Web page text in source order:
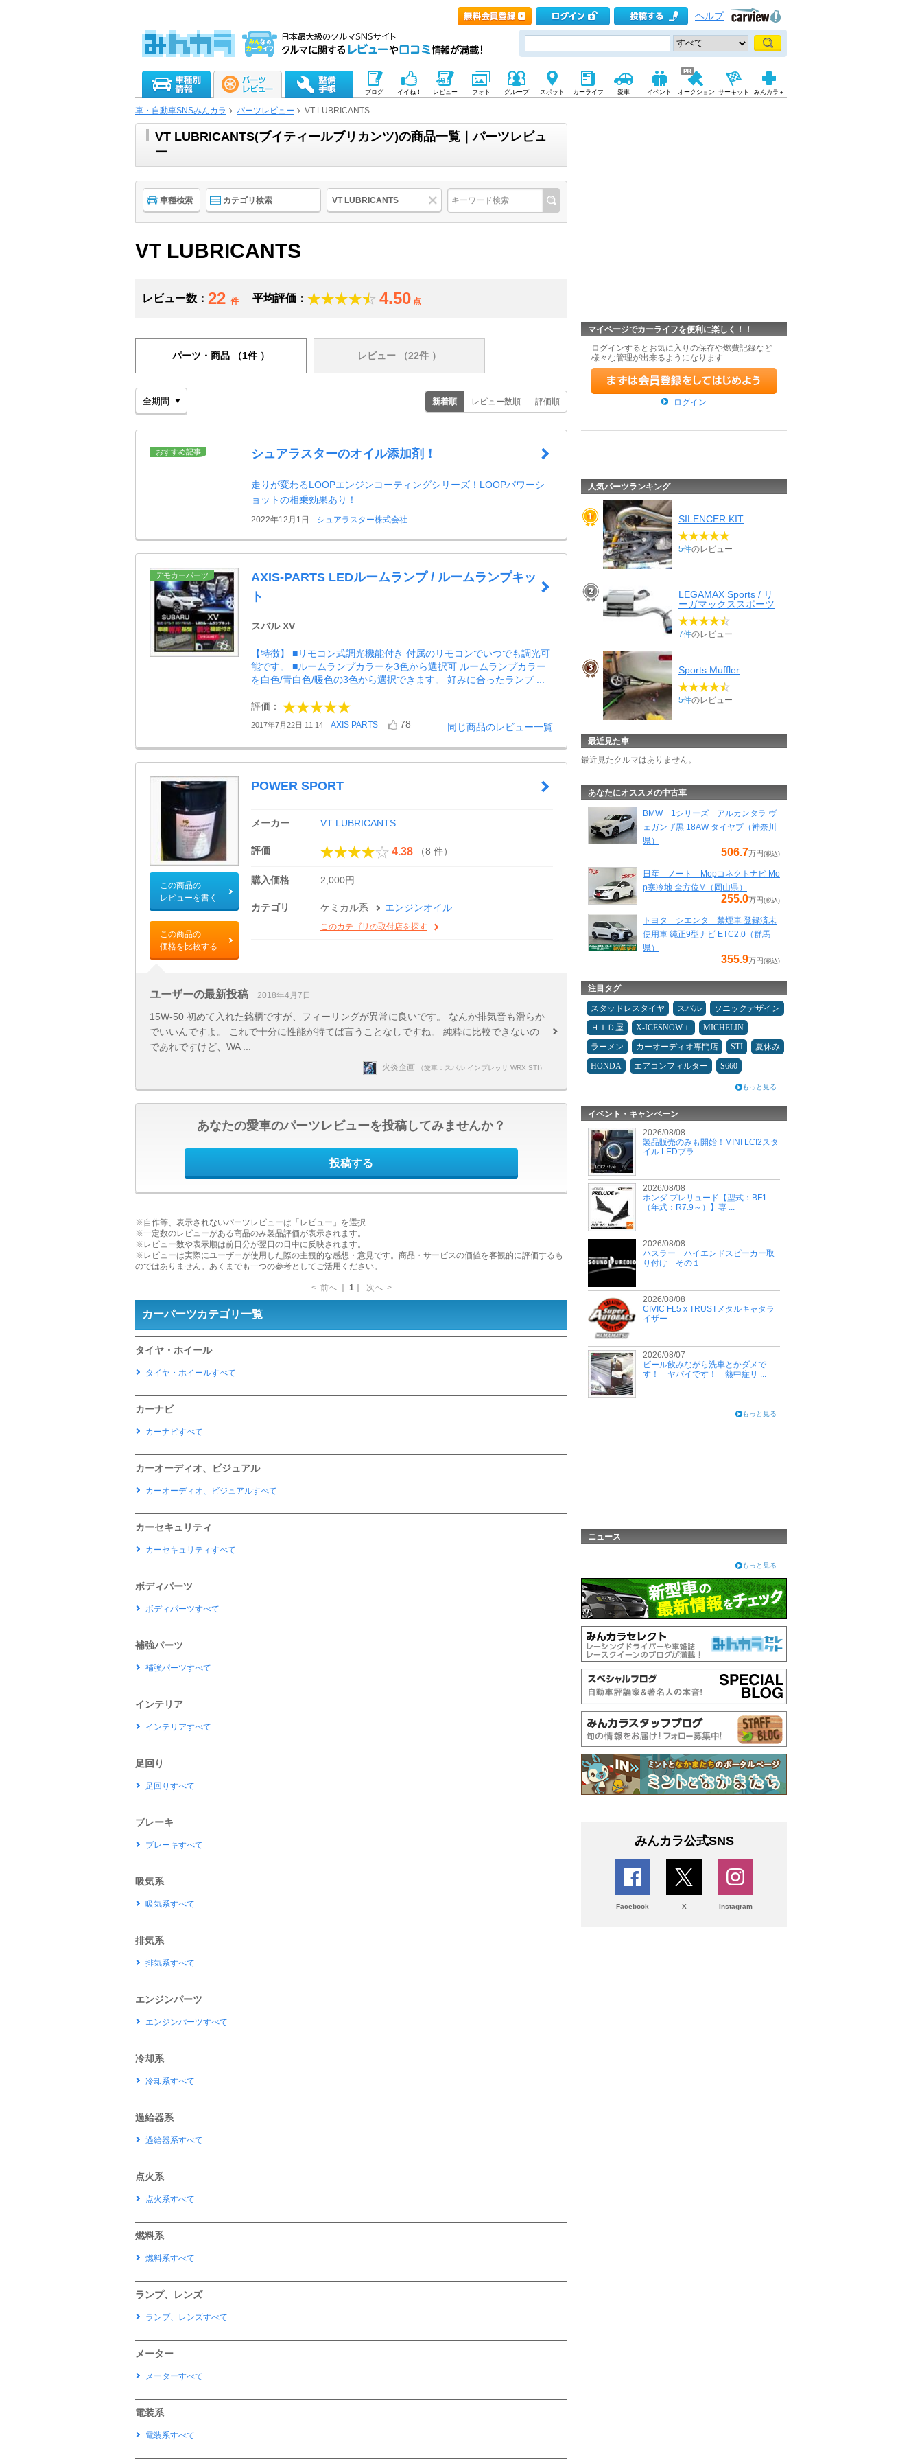
ヘルプ
ブログ イイね！ レビュー フォト グループ スポット カーライフ 愛車 イベント オークション サーキット みんカラ＋
車・自動車SNSみんカラ パーツレビュー VT LUBRICANTS
VT LUBRICANTS(ブイティールブリカンツ)の商品一覧｜パーツレビュ
ー
車種検索 カテゴリ検索 VT LUBRICANTS
VT LUBRICANTS
レビュー数： 22 件 平均評価： 4.50 点
パーツ・商品 （1件 ） レビュー （22件 ）
新着順 レビュー数順 評価順
おすすめ記事 シュアラスターのオイル添加剤！
走りが変わるLOOPエンジンコーティングシリーズ！LOOPパワーシ
ョットの相乗効果あり！
2022年12月1日 シュアラスター株式会社
デモカーパーツ
AXIS-PARTS LEDルームランプ / ルームランプキッ
ト
スバル XV
【特徴】 ■リモコン式調光機能付き 付属のリモコンでいつでも調光可
能です。 ■ルームランプカラーを3色から選択可 ルームランプカラー
を白色/青白色/暖色の3色から選択できます。 好みに合ったランプ ...
評価：
2017年7月22日 11:14 AXIS PARTS 78 同じ商品のレビュー一覧
この商品の
レビューを書く
この商品の
価格を比較する
POWER SPORT
メーカー VT LUBRICANTS
評価 4.38 （8 件）
購入価格 2,000円
カテゴリ ケミカル系 エンジンオイル
このカテゴリの取付店を探す
ユーザーの最新投稿 2018年4月7日
15W-50 初めて入れた銘柄ですが、フィーリングが異常に良いです。 なんか排気音も滑らか
でいいんですよ。 これで十分に性能が持てば言うことなしですね。 純粋に比較できないの
であれですけど、WA ...
火炎企画 （愛車：スバル インプレッサ WRX STI）
あなたの愛車のパーツレビューを投稿してみませんか？
投稿する
※自作等、表示されないパーツレビューは「レビュー」を選択
※一定数のレビューがある商品のみ製品評価が表示されます。
※レビュー数や表示順は前日分が翌日の日中に反映されます。
※レビューは実際にユーザーが使用した際の主観的な感想・意見です。商品・サービスの価値を客観的に評価するも
のではありません。あくまでも一つの参考としてご活用ください。
< 前へ 1｜ 次へ >
カーパーツカテゴリ一覧
タイヤ・ホイール
タイヤ・ホイールすべて
カーナビ
カーナビすべて
カーオーディオ、ビジュアル
カーオーディオ、ビジュアルすべて
カーセキュリティ
カーセキュリティすべて
ボディパーツ
ボディパーツすべて
補強パーツ
補強パーツすべて
インテリア
インテリアすべて
足回り
足回りすべて
ブレーキ
ブレーキすべて
吸気系
吸気系すべて
排気系
排気系すべて
エンジンパーツ
エンジンパーツすべて
冷却系
冷却系すべて
過給器系
過給器系すべて
点火系
点火系すべて
燃料系
燃料系すべて
ランプ、レンズ
ランプ、レンズすべて
メーター
メーターすべて
電装系
電装系すべて
マイページでカーライフを便利に楽しく！！
ログインするとお気に入りの保存や燃費記録など
様々な管理が出来るようになります
ログイン
人気パーツランキング
SILENCER KIT
5件のレビュー
LEGAMAX Sports / リ
ーガマックススポーツ
7件のレビュー
Sports Muffler
5件のレビュー
最近見た車
最近見たクルマはありません。
あなたにオススメの中古車
BMW 1シリーズ アルカンタラ ヴ
ェガンザ黒 18AW タイヤプ（神奈川
県）
506.7万円(税込)
日産 ノート Mopコネクトナビ Mo
p寒冷地 全方位M（岡山県）
255.0万円(税込)
トヨタ シエンタ 禁煙車 登録済未
使用車 純正9型ナビ ETC2.0（群馬
県）
355.9万円(税込)
注目タグ
スタッドレスタイヤ スバル
ソニックデザイン
ＨＩＤ屋
X-ICESNOW＋
MICHELIN
ラーメン
カーオーディオ専門店 STI
夏休み
HONDA
エアコンフィルター S660
もっと見る
イベント・キャンペーン
2026/08/08
製品販売のみも開始！MINI LCI2スタ
イル LEDブラ ...
2026/08/08
ホンダ プレリュード【型式：BF1
（年式：R7.9～）】専 ...
2026/08/08
ハスラー ハイエンドスピーカー取
り付け その１
2026/08/08
CIVIC FL5 x TRUSTメタルキャタラ
イザー ...
2026/08/07
ビール飲みながら洗車とかダメで
す！ ヤバイです！ 熱中症リ ...
もっと見る
ニュース
もっと見る
みんカラ公式SNS
Facebook X Instagram